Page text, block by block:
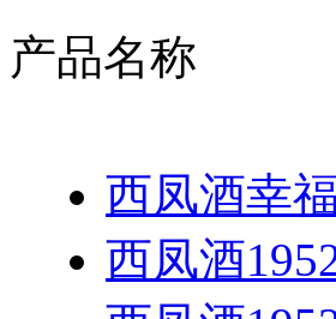
产品名称
西凤酒幸
西凤酒